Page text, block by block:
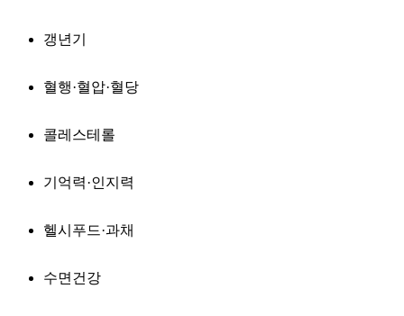
갱년기
혈행·혈압·혈당
콜레스테롤
기억력·인지력
헬시푸드·과채
수면건강